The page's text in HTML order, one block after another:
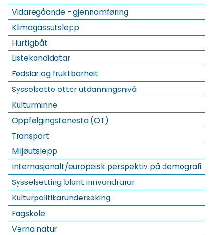
Vidaregåande - gjennomføring
Klimagassutslepp
Hurtigbåt
Listekandidatar
Fødslar og fruktbarheit
Sysselsette etter utdanningsnivå
Kulturminne
Oppfølgingstenesta (OT)
Transport
Miljøutslepp
Internasjonalt/europeisk perspektiv på demografi
Sysselsetting blant innvandrarar
Kulturpolitikarundersøking
Fagskole
Verna natur